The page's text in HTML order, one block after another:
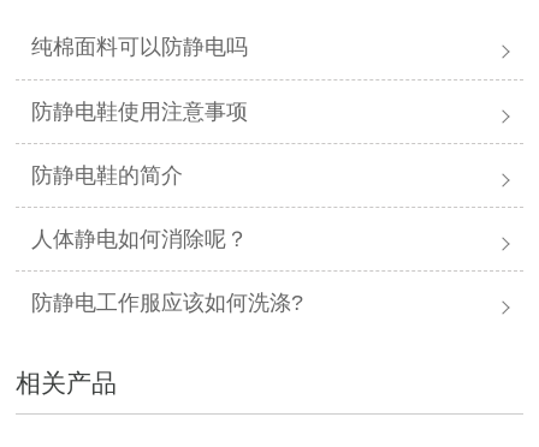
纯棉面料可以防静电吗
防静电鞋使用注意事项
防静电鞋的简介
人体静电如何消除呢？
防静电工作服应该如何洗涤?
相关产品